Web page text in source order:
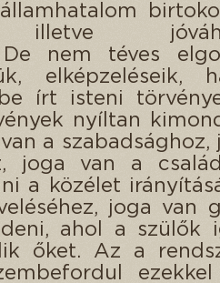
illetve
De nem téves
elképzeléseik,
írt isteni
nyíltan
a szabadsághoz,
joga van a
a közélet
joga van
ahol a szülők
őket. Az a